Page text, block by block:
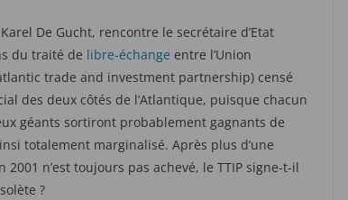
De Gucht, rencontre le secrétaire d’Etat
du traité de libre-échange entre l’Union
trade and investment partnership) censé
des deux côtés de l’Atlantique, puisque chacun
géants sortiront probablement gagnants de
totalement marginalisé. Après plus d’une
n’est toujours pas achevé, le TTIP signe-t-il
?